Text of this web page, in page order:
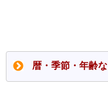
暦・季節・年齢